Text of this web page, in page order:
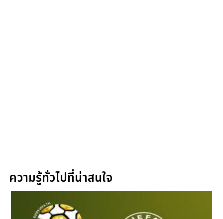
ความรู้ทั่วไปที่น่าสนใจ